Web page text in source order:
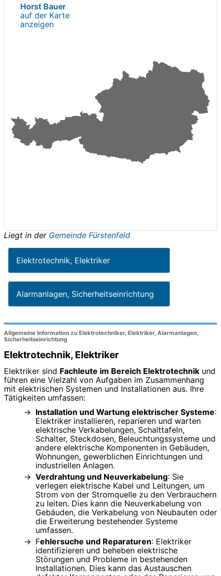
Horst Bauer
auf der Karte
anzeigen
Liegt in der Gemeinde Fürstenfeld
Elektrotechnik, Elektriker
Alarmanlagen, Sicherheitseinrichtung
Allgemeine Information zu Elektrotechniker, Elektriker, Alarmanlagen,
Sicherheitseinrichtung
Elektrotechnik, Elektriker
Elektriker sind Fachleute im Bereich Elektrotechnik und
führen eine Vielzahl von Aufgaben im Zusammenhang
mit elektrischen Systemen und Installationen aus. Ihre
Tätigkeiten umfassen:
Installation und Wartung elektrischer Systeme:
Elektriker installieren, reparieren und warten
elektrische Verkabelungen, Schalttafeln,
Schalter, Steckdosen, Beleuchtungssysteme und
andere elektrische Komponenten in Gebäuden,
Wohnungen, gewerblichen Einrichtungen und
industriellen Anlagen.
Verdrahtung und Neuverkabelung: Sie
verlegen elektrische Kabel und Leitungen, um
Strom von der Stromquelle zu den Verbrauchern
zu leiten. Dies kann die Neuverkabelung von
Gebäuden, die Verkabelung von Neubauten oder
die Erweiterung bestehender Systeme
umfassen.
Fehlersuche und Reparaturen: Elektriker
identifizieren und beheben elektrische
Störungen und Probleme in bestehenden
Installationen. Dies kann das Austauschen